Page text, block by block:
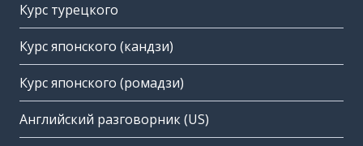
Курс турецкого
Курс японского (кандзи)
Курс японского (ромадзи)
Английский разговорник (US)